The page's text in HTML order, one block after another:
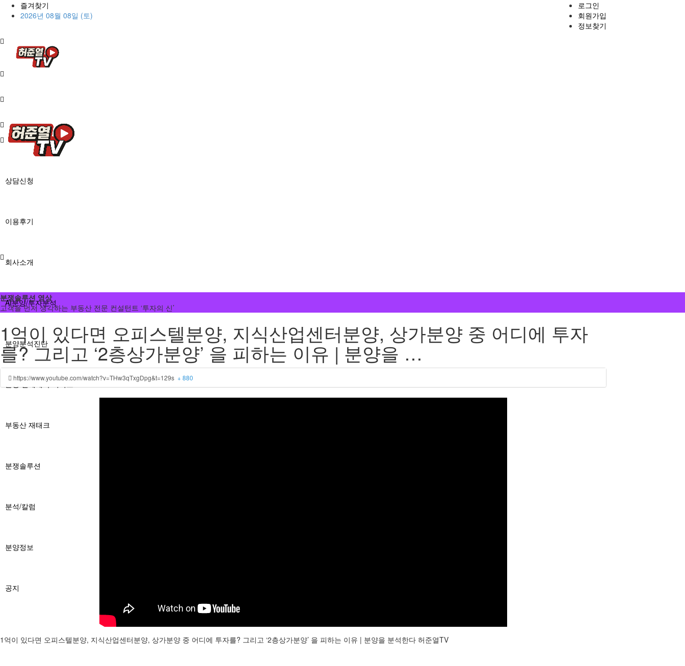
즐겨찾기
2026년 08월 08일 (토)
로그인
회원가입
정보찾기
상담신청
이용후기
회사소개
AI분양/투자분석
분양분석진단
분양 단체계약 서비스
부동산 재태크
분쟁솔루션
분석/칼럼
분양정보
공지
분쟁솔루션 영상
고객을 먼저 생각하는 부동산 전문 컨설턴트 ‘투자의 신’
1억이 있다면 오피스텔분양, 지식산업센터분양, 상가분양 중 어디에 투자
를? 그리고 ‘2층상가분양’ 을 피하는 이유 | 분양을 …
https://www.youtube.com/watch?v=THw3qTxgDpg&t=129s + 880
1억이 있다면 오피스텔분양, 지식산업센터분양, 상가분양 중 어디에 투자를? 그리고 ‘2층상가분양’ 을 피하는 이유 | 분양을 분석한다 허준열TV